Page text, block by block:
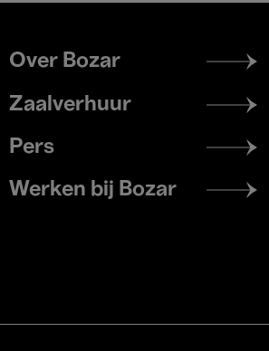
Footer
menu
Over Bozar
Zaalverhuur
Pers
Werken bij Bozar